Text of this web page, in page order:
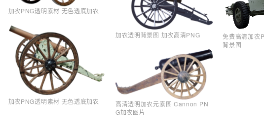
加农PNG透明素材 无色透底加农
加农PNG透明素材 无色透底加农
加农透明背景图 加农高清PNG
高清透明加农元素图 Cannon PN
G加农图片
免费高清加农
背景图